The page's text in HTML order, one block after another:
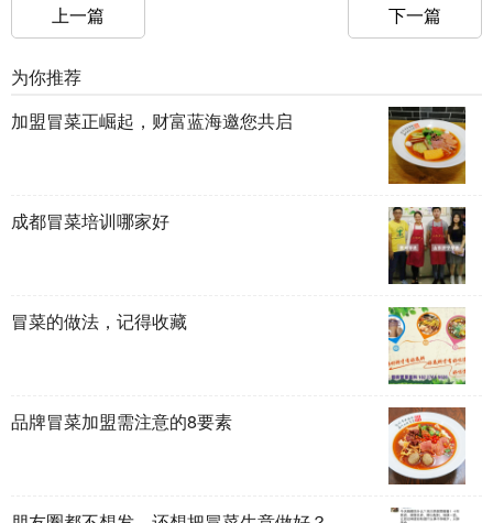
上一篇 下一篇
为你推荐
加盟冒菜正崛起，财富蓝海邀您共启
成都冒菜培训哪家好
冒菜的做法，记得收藏
品牌冒菜加盟需注意的8要素